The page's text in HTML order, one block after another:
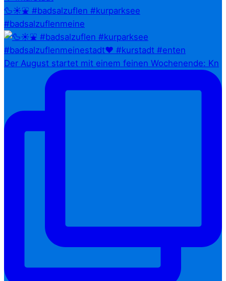
🦆☀️⛲ #badsalzuflen #kurparksee
#badsalzuflenmeine
Der August startet mit einem feinen Wochenende: Kn